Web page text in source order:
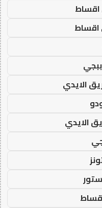
اقساط
اقساط
الايدي
الايدي